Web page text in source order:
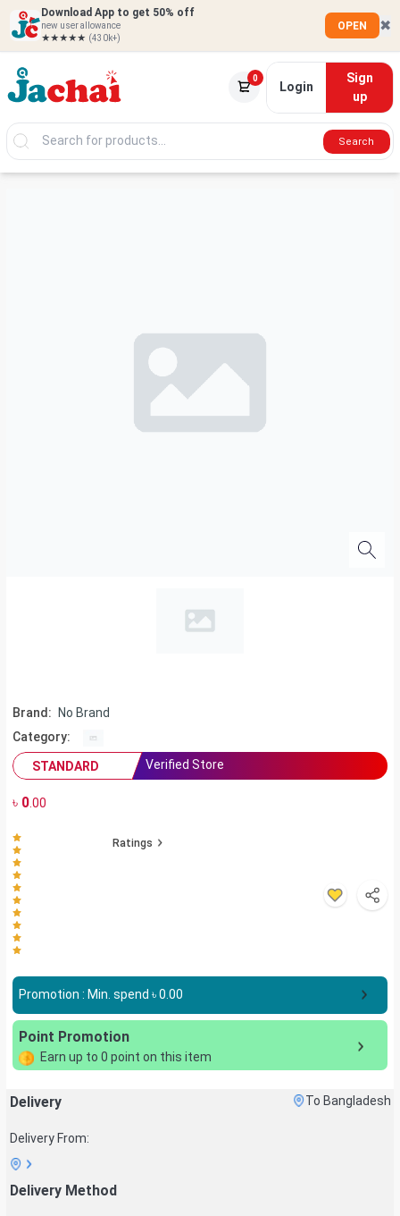
Download App to get 50% off
new user allowance
★★★★★ (430k+)
OPEN ✖
0
Login
Sign
up
Search
Brand:
No Brand
Category:
STANDARD
Verified Store
৳ 0.00
Ratings
Promotion : Min. spend ৳0.00
Point Promotion
Earn up to 0 point on this item
Delivery To Bangladesh
Delivery From:
Delivery Method